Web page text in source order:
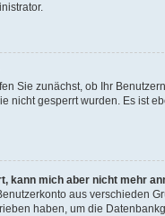
Sie zunächst, ob Ihr
nicht gesperrt wurden. Es ist
kann mich aber nicht mehr
aus verschieden
haben, um die